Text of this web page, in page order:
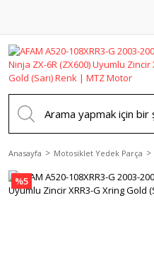
Anasayfa Motosiklet Yedek Parça
%5